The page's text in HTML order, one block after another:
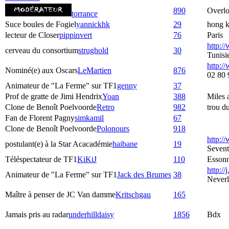
torrance
890
Suce boules de Fogielyannickhk 29
hong
lecteur de Closerpippinvert 76
Paris
cerveau du consortiumstrughold 30
http://
Nominé(e) aux OscarsLeMartien 876
http://
02 80
Animateur de "La Ferme" sur TF1 genny
37
Prof de gratte de Jimi HendrixYoan 388
Miles
Clone de Benoît PoelvoordeRetro 982
trou
Fan de Florent Pagnysimkamil
67
Clone de Benoît PoelvoordePolonours
918
postulant(e) à la Star Acacadémiehaibane 19
http://
Téléspectateur de TF1KiKiJ 110
Animateur de "La Ferme" sur TF1Jack des Brumes 38
http://
Maître à penser de JC Van dammeKritschgau 165
Jamais pris au radarunderhilldaisy 1856 Bdx